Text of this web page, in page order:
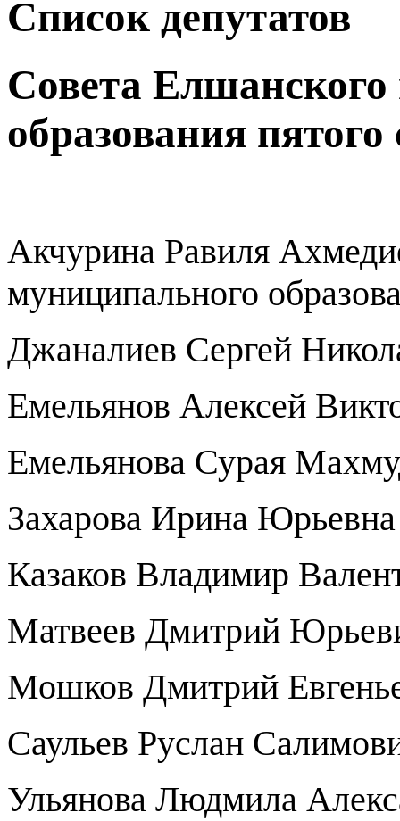
Список депутатов
Совета
образования пятого
Акчурина Равиля
муниципального
Джаналиев Сергей
Емельянов Алексей
Емельянова Сурая
Захарова Ирина Юрьевна
Казаков Владимир
Матвеев Дмитрий
Мошков Дмитрий
Саульев Руслан
Ульянова Людмила